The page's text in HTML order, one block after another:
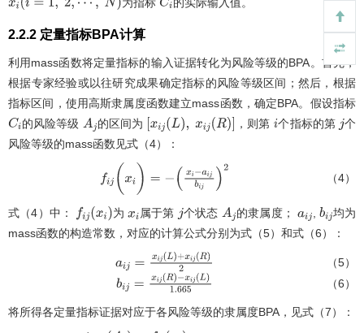
xi(i= 1, 2 ,⋯ , N ) Ci
2.2.2 定量指标BPA计算
利用mass函数将定量指标的输入证据转化为风险等级的BPA。首先，
根据专家经验或以往研究成果确定指标的风险等级区间；然后，根据
指标区间，使用高斯隶属度函数建立mass函数，确定BPA。假设指标
Ci 的风险等级 Aj 的区间为 [xij(L), xi (R)] ，则第 i个指标的第 j 个
风险等级的mass函数见式（4）：
fij(xi =-x i- aijb ij2 （4）
式（4）中： fij(xi) 为 xi 属于第 j 个状态 Aj 的隶属度； aij bij 均为
mass函数的构造常数，对应的计算公式分别为式（5）和式（6）：
aij= xij( L)+xij(R)2
（5）
b j=xij(R)-
xij(L)1.665
（6）
将所得各定量指标证据对应于各风险等级的隶属度BPA，见式（7）：